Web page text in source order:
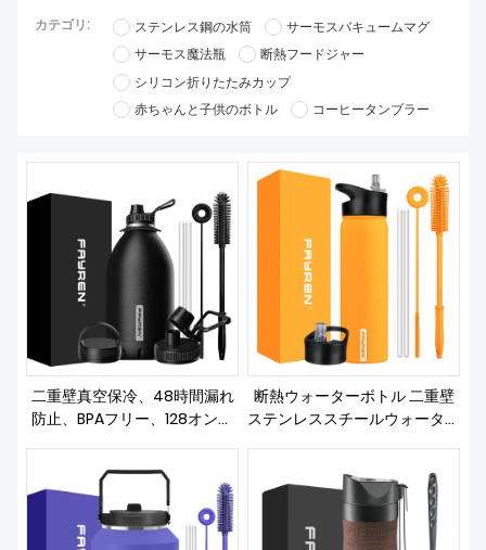
ニュース
私たちについて
カテゴリ: ステンレス鋼の水筒
サーモスバキュームマグ
サーモス魔法瓶
断熱フードジャー
シリコン折りたたみカップ
赤ちゃんと子供のボトル
コーヒータンブラー
二重壁真空保冷、48時間漏れ
防止、BPAフリー、128オンス
ルウォータージャグ、ハンドル
ストロー注ぎ口蓋付き
断熱ウォーターボトル 二重壁
ステンレススチールウォーター
ちます